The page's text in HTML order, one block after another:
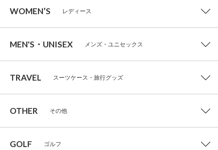
WOMEN’S レディース
MEN'S・UNISEX メンズ・ユニセックス
TRAVEL スーツケース・旅行グッズ
OTHER その他
GOLF ゴルフ